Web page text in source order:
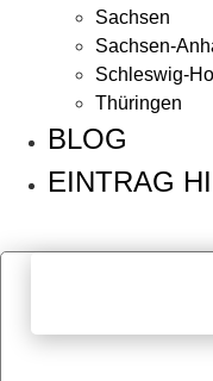
Sachsen
Sachsen-
Schleswig-
Thüringen
BLOG
EINTRAG